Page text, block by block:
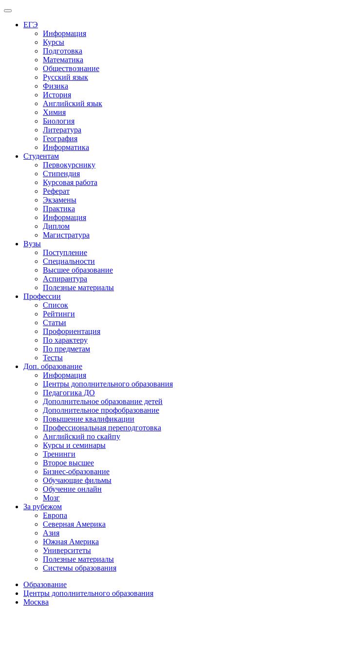
Меню
ЕГЭ
Информация
Курсы
Подготовка
Математика
Обществознание
Русский язык
Физика
История
Английский язык
Химия
Биология
Литература
География
Информатика
Студентам
Первокурснику
Стипендия
Курсовая работа
Реферат
Экзамены
Практика
Информация
Диплом
Магистратура
Вузы
Поступление
Специальности
Высшее образование
Аспирантура
Полезные материалы
Профессии
Список
Рейтинги
Статьи
Профориентация
По характеру
По предметам
Тесты
Доп. образование
Информация
Центры дополнительного образования
Педагогика ДО
Дополнительное образование детей
Дополнительное профобразование
Повышение квалификации
Профессиональная переподготовка
Английский по скайпу
Курсы и семинары
Тренинги
Второе высшее
Бизнес-образование
Обучающие фильмы
Обучение онлайн
Мозг
За рубежом
Европа
Северная Америка
Азия
Южная Америка
Университеты
Полезные материалы
Системы образования
Образование
Центры дополнительного образования
Москва